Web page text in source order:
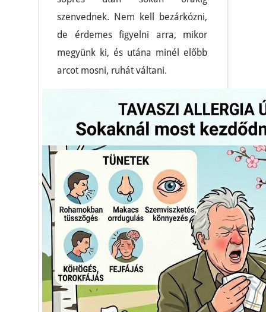
szenvednek. Nem kell bezárkózni,
de érdemes figyelni arra, mikor
megyünk ki, és utána minél előbb
arcot mosni, ruhát váltani.